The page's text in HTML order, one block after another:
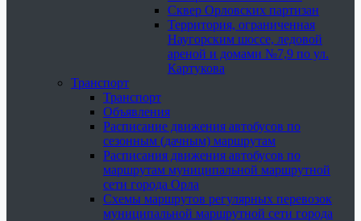
Сквер Орловских партизан
Территория, ограниченная
Наугорским шоссе, ледовой
ареной и домами №7,9 по ул.
Картукова
Транспорт
Транспорт
Объявления
Расписание движения автобусов по
сезонным (дачным) маршрутам
Расписания движения автобусов по
маршрутам муниципальной маршрутной
сети города Орла
Схемы маршрутов регулярных перевозок
муниципальной маршрутной сети города